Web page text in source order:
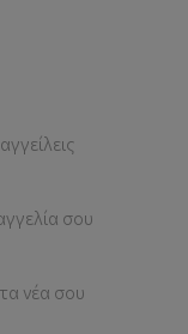
σου
νέα σου